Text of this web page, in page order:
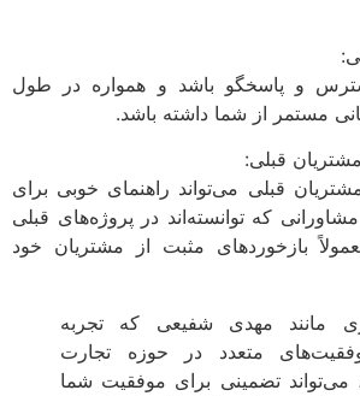
و پاسخگو باشد و همواره در طول
مستمر از شما داشته باشد.
قبلی می‌تواند راهنمای خوبی برای
که توانسته‌اند در پروژه‌های قبلی
بازخوردهای مثبت از مشتریان خود
مانند مهدی شفیعی که تجربه
متعدد در حوزه تجارت
می‌تواند تضمینی برای موفقیت شما